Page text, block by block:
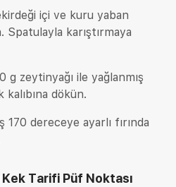
içi ve kuru yaban
Spatulayla karıştırmaya
g zeytinyağı ile yağlanmış
dökün.
170 dereceye ayarlı fırında
Kek Tarifi Püf Noktası